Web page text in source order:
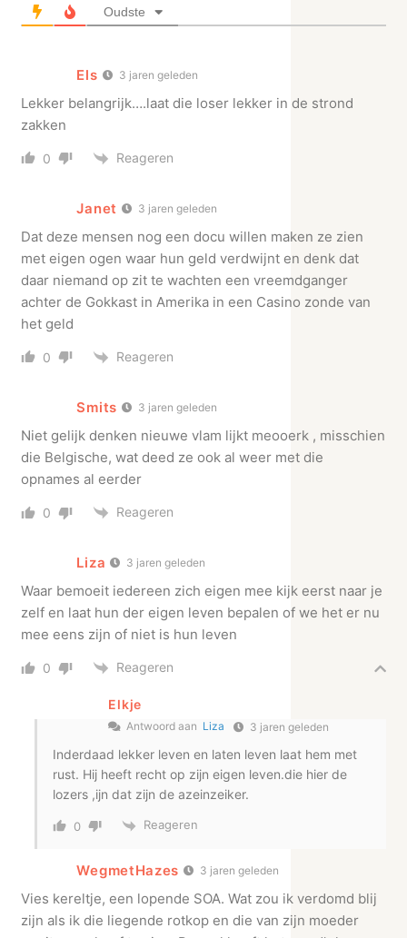
Oudste
Els 3 jaren geleden
Lekker belangrijk….laat die loser lekker in de strond
zakken
0 Reageren
Janet 3 jaren geleden
Dat deze mensen nog een docu willen maken ze zien
met eigen ogen waar hun geld verdwijnt en denk dat
daar niemand op zit te wachten een vreemdganger
achter de Gokkast in Amerika in een Casino zonde van
het geld
0 Reageren
Smits 3 jaren geleden
Niet gelijk denken nieuwe vlam lijkt meooerk , misschien
die Belgische, wat deed ze ook al weer met die
opnames al eerder
0 Reageren
Liza 3 jaren geleden
Waar bemoeit iedereen zich eigen mee kijk eerst naar je
zelf en laat hun der eigen leven bepalen of we het er nu
mee eens zijn of niet is hun leven
0 Reageren
Elkje
Antwoord aan Liza 3 jaren geleden
Inderdaad lekker leven en laten leven laat hem met
rust. Hij heeft recht op zijn eigen leven.die hier de
lozers ,ijn dat zijn de azeinzeiker.
0 Reageren
WegmetHazes 3 jaren geleden
Vies kereltje, een lopende SOA. Wat zou ik verdomd blij
zijn als ik die liegende rotkop en die van zijn moeder